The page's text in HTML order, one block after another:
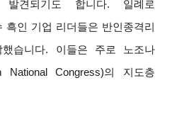
견되기도 합니다. 일례로
흑인 기업 리더들은 반인종격리
습니다. 이들은 주로 노조나
National Congress)의 지도층